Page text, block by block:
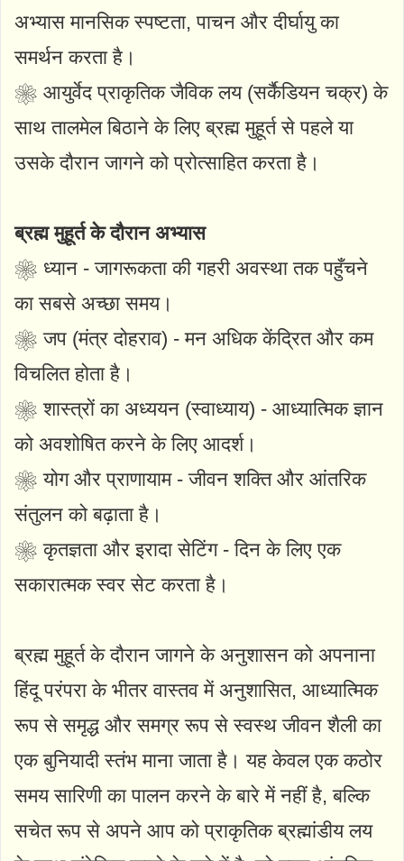
अभ्यास मानसिक स्पष्टता, पाचन और दीर्घायु का
समर्थन करता है।
❀ आयुर्वेद प्राकृतिक जैविक लय (सर्कैडियन चक्र) के
साथ तालमेल बिठाने के लिए ब्रह्म मुहूर्त से पहले या
उसके दौरान जागने को प्रोत्साहित करता है।
ब्रह्म मुहूर्त के दौरान अभ्यास
❀ ध्यान - जागरूकता की गहरी अवस्था तक पहुँचने
का सबसे अच्छा समय।
❀ जप (मंत्र दोहराव) - मन अधिक केंद्रित और कम
विचलित होता है।
❀ शास्त्रों का अध्ययन (स्वाध्याय) - आध्यात्मिक ज्ञान
को अवशोषित करने के लिए आदर्श।
❀ योग और प्राणायाम - जीवन शक्ति और आंतरिक
संतुलन को बढ़ाता है।
❀ कृतज्ञता और इरादा सेटिंग - दिन के लिए एक
सकारात्मक स्वर सेट करता है।
ब्रह्म मुहूर्त के दौरान जागने के अनुशासन को अपनाना
हिंदू परंपरा के भीतर वास्तव में अनुशासित, आध्यात्मिक
रूप से समृद्ध और समग्र रूप से स्वस्थ जीवन शैली का
एक बुनियादी स्तंभ माना जाता है। यह केवल एक कठोर
समय सारिणी का पालन करने के बारे में नहीं है, बल्कि
सचेत रूप से अपने आप को प्राकृतिक ब्रह्मांडीय लय